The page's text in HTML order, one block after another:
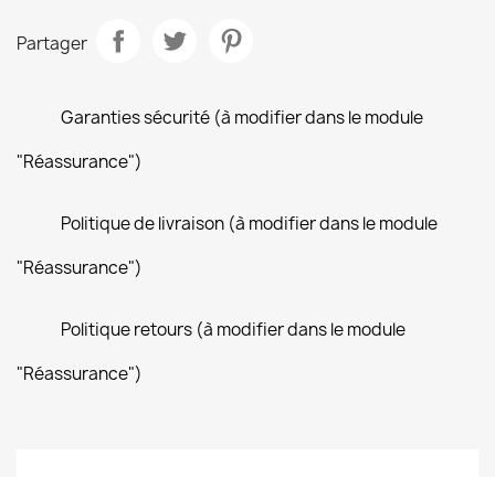
Partager
Garanties sécurité (à modifier dans le module
"Réassurance")
Politique de livraison (à modifier dans le module
"Réassurance")
Politique retours (à modifier dans le module
"Réassurance")